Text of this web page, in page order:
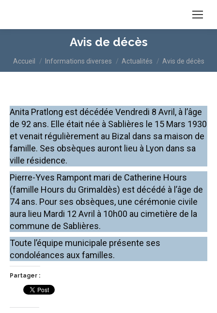
Avis de décès
Vous êtes ici :
Accueil Informations diverses Actualités Avis de décès
Anita Pratlong est décédée Vendredi 8 Avril, à l’âge
de 92 ans. Elle était née à Sablières le 15 Mars 1930
et venait régulièrement au Bizal dans sa maison de
famille. Ses obsèques auront lieu à Lyon dans sa
ville résidence.
Pierre-Yves Rampont mari de Catherine Hours
(famille Hours du Grimaldès) est décédé à l’âge de
74 ans. Pour ses obsèques, une cérémonie civile
aura lieu Mardi 12 Avril à 10h00 au cimetière de la
commune de Sablières.
Toute l’équipe municipale présente ses
condoléances aux familles.
Partager :